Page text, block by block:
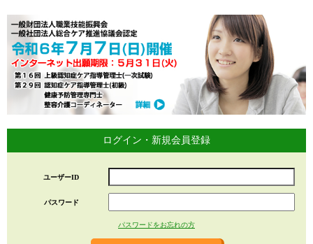
ログイン・新規会員登録
ユーザーID
パスワード
パスワードをお忘れの方